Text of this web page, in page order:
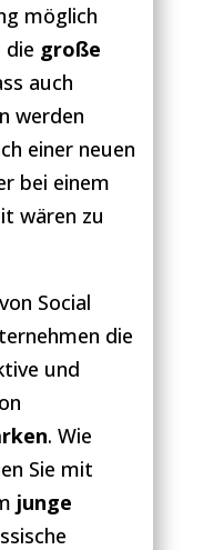
möglich
die große
auch
werden
einer neuen
bei einem
wären zu
Social
die
und
. Wie
Sie mit
junge